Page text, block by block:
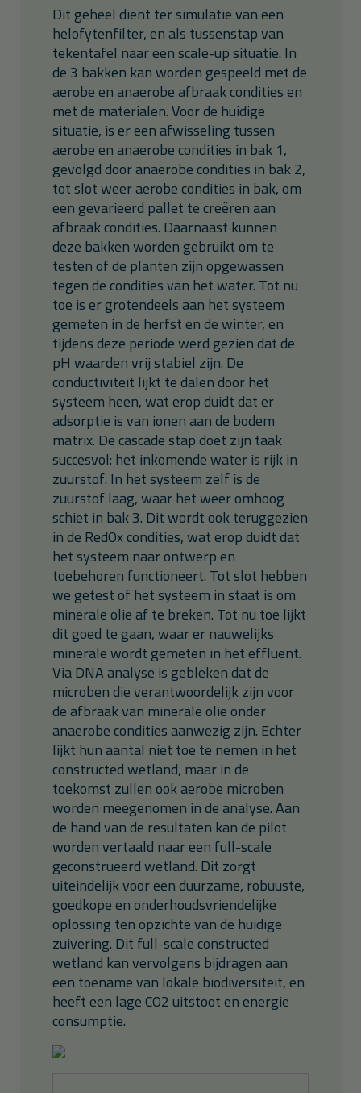
Dit geheel dient ter simulatie van een
helofytenfilter, en als tussenstap van
tekentafel naar een scale-up situatie. In
de 3 bakken kan worden gespeeld met de
aerobe en anaerobe afbraak condities en
met de materialen. Voor de huidige
situatie, is er een afwisseling tussen
aerobe en anaerobe condities in bak 1,
gevolgd door anaerobe condities in bak 2,
tot slot weer aerobe condities in bak, om
een gevarieerd pallet te creëren aan
afbraak condities. Daarnaast kunnen
deze bakken worden gebruikt om te
testen of de planten zijn opgewassen
tegen de condities van het water. Tot nu
toe is er grotendeels aan het systeem
gemeten in de herfst en de winter, en
tijdens deze periode werd gezien dat de
pH waarden vrij stabiel zijn. De
conductiviteit lijkt te dalen door het
systeem heen, wat erop duidt dat er
adsorptie is van ionen aan de bodem
matrix. De cascade stap doet zijn taak
succesvol: het inkomende water is rijk in
zuurstof. In het systeem zelf is de
zuurstof laag, waar het weer omhoog
schiet in bak 3. Dit wordt ook teruggezien
in de RedOx condities, wat erop duidt dat
het systeem naar ontwerp en
toebehoren functioneert. Tot slot hebben
we getest of het systeem in staat is om
minerale olie af te breken. Tot nu toe lijkt
dit goed te gaan, waar er nauwelijks
minerale wordt gemeten in het effluent.
Via DNA analyse is gebleken dat de
microben die verantwoordelijk zijn voor
de afbraak van minerale olie onder
anaerobe condities aanwezig zijn. Echter
lijkt hun aantal niet toe te nemen in het
constructed wetland, maar in de
toekomst zullen ook aerobe microben
worden meegenomen in de analyse. Aan
de hand van de resultaten kan de pilot
worden vertaald naar een full-scale
geconstrueerd wetland. Dit zorgt
uiteindelijk voor een duurzame, robuuste,
goedkope en onderhoudsvriendelijke
oplossing ten opzichte van de huidige
zuivering. Dit full-scale constructed
wetland kan vervolgens bijdragen aan
een toename van lokale biodiversiteit, en
heeft een lage CO2 uitstoot en energie
consumptie.